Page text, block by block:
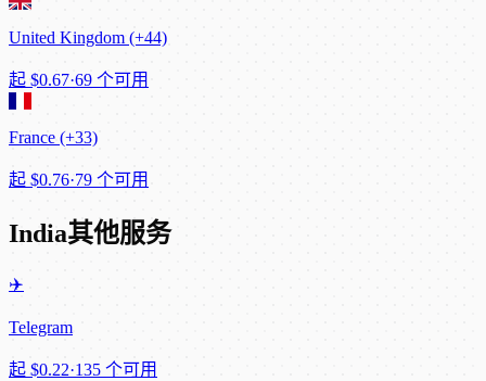
United Kingdom (+44)
起 $0.67·69 个可用
France (+33)
起 $0.76·79 个可用
India其他服务
✈️
Telegram
起 $0.22·135 个可用